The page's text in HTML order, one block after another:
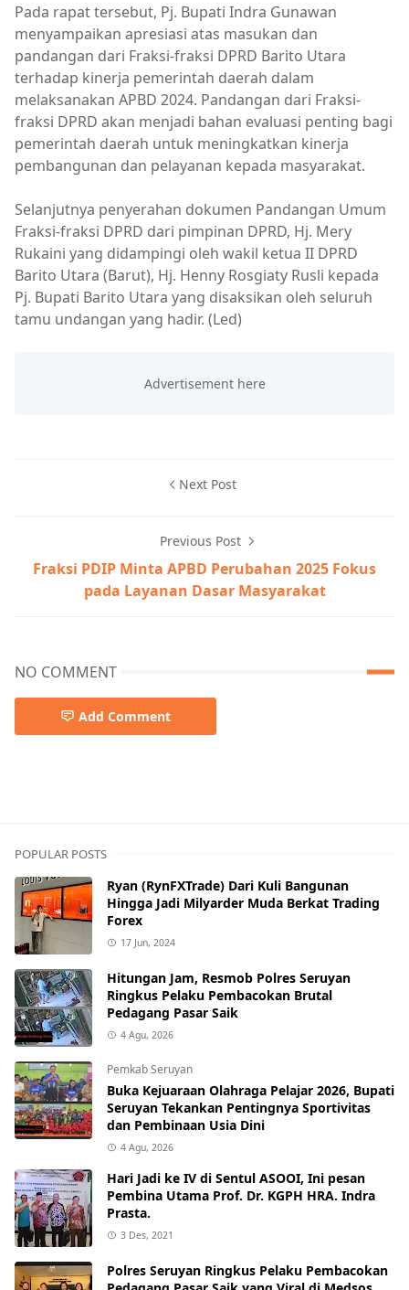
Pada rapat tersebut, Pj. Bupati Indra Gunawan
menyampaikan apresiasi atas masukan dan
pandangan dari Fraksi-fraksi DPRD Barito Utara
terhadap kinerja pemerintah daerah dalam
melaksanakan APBD 2024. Pandangan dari Fraksi-
fraksi DPRD akan menjadi bahan evaluasi penting bagi
pemerintah daerah untuk meningkatkan kinerja
pembangunan dan pelayanan kepada masyarakat.
Selanjutnya penyerahan dokumen Pandangan Umum
Fraksi-fraksi DPRD dari pimpinan DPRD, Hj. Mery
Rukaini yang didampingi oleh wakil ketua II DPRD
Barito Utara (Barut), Hj. Henny Rosgiaty Rusli kepada
Pj. Bupati Barito Utara yang disaksikan oleh seluruh
tamu undangan yang hadir. (Led)
Next Post
Previous Post
Fraksi PDIP Minta APBD Perubahan 2025 Fokus
pada Layanan Dasar Masyarakat
NO COMMENT
Add Comment
POPULAR POSTS
Ryan (RynFXTrade) Dari Kuli Bangunan
Hingga Jadi Milyarder Muda Berkat Trading
Forex
17 Jun, 2024
Hitungan Jam, Resmob Polres Seruyan
Ringkus Pelaku Pembacokan Brutal
Pedagang Pasar Saik
4 Agu, 2026
Pemkab Seruyan
Buka Kejuaraan Olahraga Pelajar 2026, Bupati
Seruyan Tekankan Pentingnya Sportivitas
dan Pembinaan Usia Dini
4 Agu, 2026
Hari Jadi ke IV di Sentul ASOOI, Ini pesan
Pembina Utama Prof. Dr. KGPH HRA. Indra
Prasta.
3 Des, 2021
Polres Seruyan Ringkus Pelaku Pembacokan